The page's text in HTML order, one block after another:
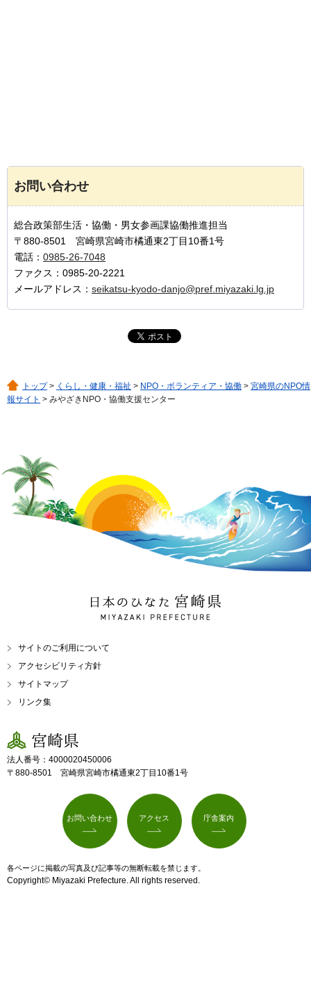
お問い合わせ
総合政策部生活・協働・男女参画課協働推進担当
〒880-8501 宮崎県宮崎市橘通東2丁目10番1号
電話： 0985-26-7048
ファクス：0985-20-2221
メールアドレス： seikatsu-kyodo-danjo@pref.miyazaki.lg.jp
トップ> くらし・健康・福祉 > NPO・ボランティア・協働 > 宮崎県のNPO情
報サイト > みやざきNPO・協働支援センター
日本のひなた 宮崎県
MIYAZAKI PREFECTURE
サイトのご利用について
アクセシビリティ方針
サイトマップ
リンク集
宮崎県
法人番号：4000020450006
〒880-8501 宮崎県宮崎市橘通東2丁目10番1号
お問い合わせ アクセス 庁舎案内
各ページに掲載の写真及び記事等の無断転載を禁じます。
Copyright© Miyazaki Prefecture. All rights reserved.